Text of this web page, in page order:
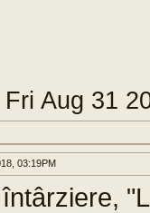
Fri Aug 31
03:19PM